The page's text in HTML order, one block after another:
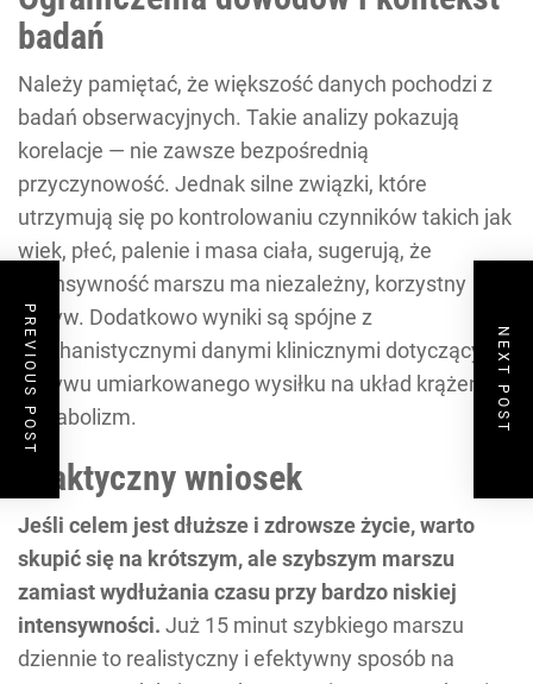
badań
Należy pamiętać, że większość danych pochodzi z
badań obserwacyjnych. Takie analizy pokazują
korelacje — nie zawsze bezpośrednią
przyczynowość. Jednak silne związki, które
utrzymują się po kontrolowaniu czynników takich jak
wiek, płeć, palenie i masa ciała, sugerują, że
intensywność marszu ma niezależny, korzystny
wpływ. Dodatkowo wyniki są spójne z
mechanistycznymi danymi klinicznymi dotyczącymi
wpływu umiarkowanego wysiłku na układ krążenia i
metabolizm.
Praktyczny wniosek
Jeśli celem jest dłuższe i zdrowsze życie, warto
skupić się na krótszym, ale szybszym marszu
zamiast wydłużania czasu przy bardzo niskiej
intensywności. Już 15 minut szybkiego marszu
dziennie to realistyczny i efektywny sposób na
PREVIOUS POST NEXT POST